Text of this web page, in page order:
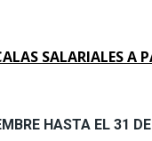
SALARIALES A
HASTA EL 31